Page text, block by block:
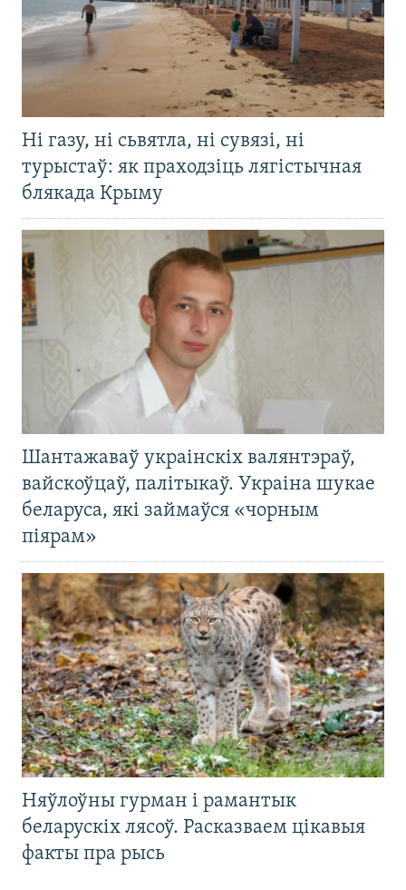
Ні газу, ні сьвятла, ні сувязі, ні
турыстаў: як праходзіць лягістычная
блякада Крыму
Шантажаваў украінскіх валянтэраў,
вайскоўцаў, палітыкаў. Украіна шукае
беларуса, які займаўся «чорным
піярам»
Няўлоўны гурман і рамантык
беларускіх лясоў. Расказваем цікавыя
факты пра рысь